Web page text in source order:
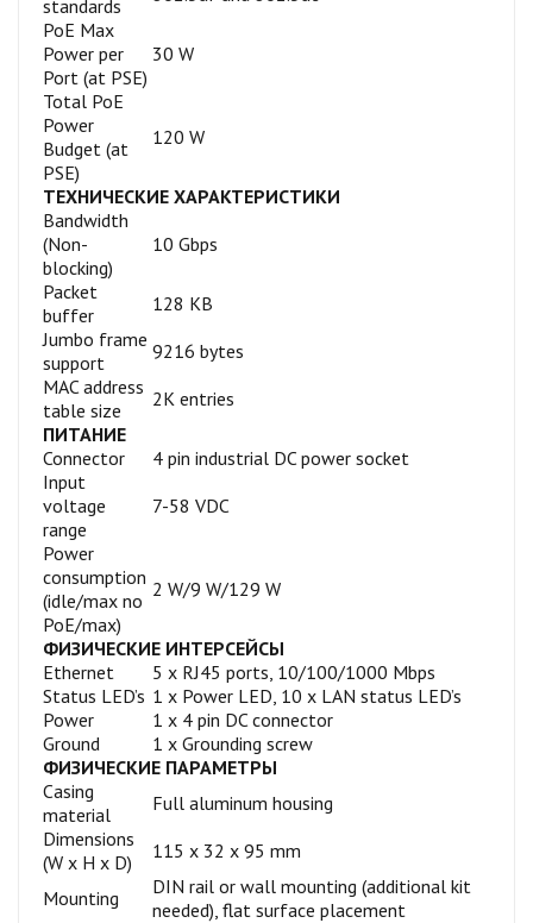
standards
PoE Max
Power per
Port (at PSE)
30 W
Total PoE
Power
Budget (at
PSE)
120 W
ТЕХНИЧЕСКИЕ ХАРАКТЕРИСТИКИ
Bandwidth
(Non-
blocking)
10 Gbps
Packet
buffer
128 KB
Jumbo frame
support
9216 bytes
MAC address
table size
2K entries
ПИТАНИЕ
Connector
4 pin industrial DC power socket
Input
voltage
range
7-58 VDC
Power
consumption
(idle/max no
PoE/max)
2 W/9 W/129 W
ФИЗИЧЕСКИЕ ИНТЕРСЕЙСЫ
Ethernet
5 x RJ45 ports, 10/100/1000 Mbps
Status LED’s 1 x Power LED, 10 x LAN status LED’s
Power
1 x 4 pin DC connector
Ground
1 x Grounding screw
ФИЗИЧЕСКИЕ ПАРАМЕТРЫ
Casing
material
Full aluminum housing
Dimensions
(W x H x D)
115 x 32 x 95 mm
Mounting
DIN rail or wall mounting (additional kit
needed), flat surface placement